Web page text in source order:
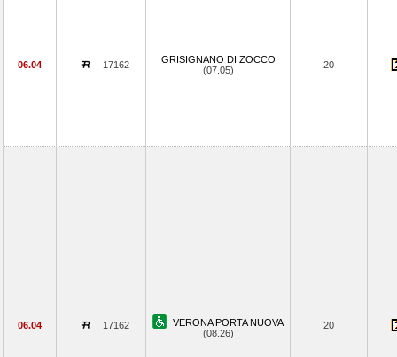
06.04 17162
GRISIGNANO DI ZOCCO
(07.05)
20
06.04 17162
VERONA PORTA NUOVA
(08.26)
20